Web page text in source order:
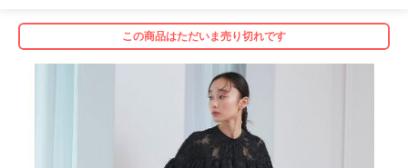
この商品はただいま売り切れです